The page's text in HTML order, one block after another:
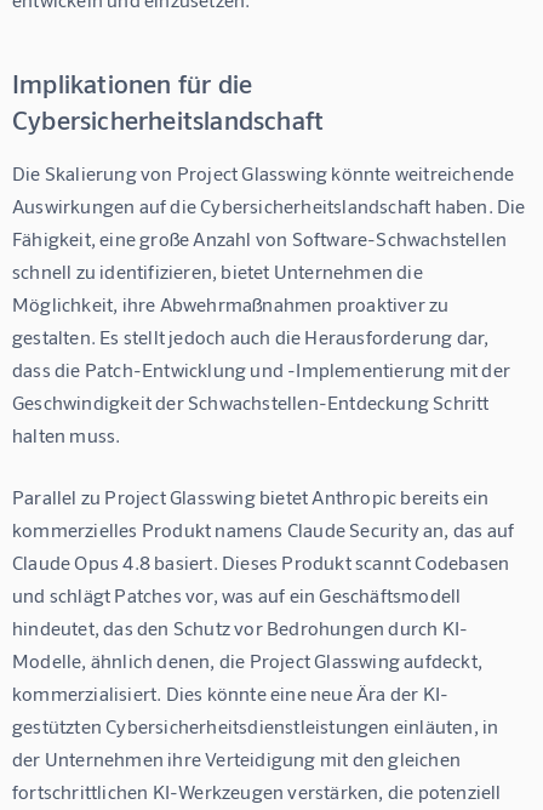
Implikationen für die
Cybersicherheitslandschaft
Die Skalierung von Project Glasswing könnte weitreichende
Auswirkungen auf die Cybersicherheitslandschaft haben. Die
Fähigkeit, eine große Anzahl von Software-Schwachstellen
schnell zu identifizieren, bietet Unternehmen die
Möglichkeit, ihre Abwehrmaßnahmen proaktiver zu
gestalten. Es stellt jedoch auch die Herausforderung dar,
dass die Patch-Entwicklung und -Implementierung mit der
Geschwindigkeit der Schwachstellen-Entdeckung Schritt
halten muss.
Parallel zu Project Glasswing bietet Anthropic bereits ein
kommerzielles Produkt namens Claude Security an, das auf
Claude Opus 4.8 basiert. Dieses Produkt scannt Codebasen
und schlägt Patches vor, was auf ein Geschäftsmodell
hindeutet, das den Schutz vor Bedrohungen durch KI-
Modelle, ähnlich denen, die Project Glasswing aufdeckt,
kommerzialisiert. Dies könnte eine neue Ära der KI-
gestützten Cybersicherheitsdienstleistungen einläuten, in
der Unternehmen ihre Verteidigung mit den gleichen
fortschrittlichen KI-Werkzeugen verstärken, die potenziell